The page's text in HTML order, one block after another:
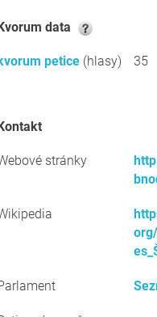
kvorum data
petice (hlasy) 35
kontakt
stránky